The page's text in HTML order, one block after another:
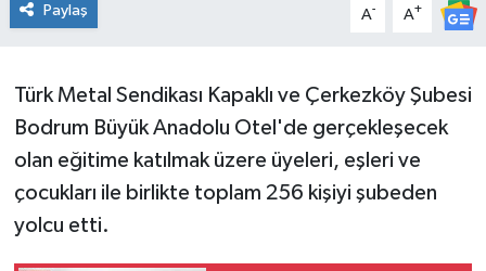
Paylaş A- A+
Türk Metal Sendikası Kapaklı ve Çerkezköy Şubesi
Bodrum Büyük Anadolu Otel'de gerçekleşecek
olan eğitime katılmak üzere üyeleri, eşleri ve
çocukları ile birlikte toplam 256 kişiyi şubeden
yolcu etti.